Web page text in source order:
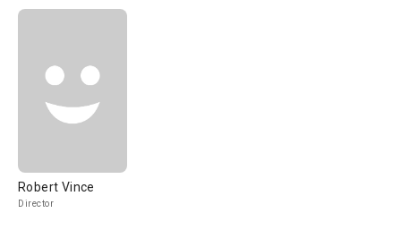
Robert Vince
Director